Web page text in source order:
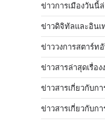
ข่าวการเมืองวันนี้
ข่าวดิจิทัลและอินเ
ข่าววงการสตาร์ท
ข่าวสารล่าสุดเรื่อง
ข่าวสารเกี่ยวกับก
ข่าวสารเกี่ยวกับก